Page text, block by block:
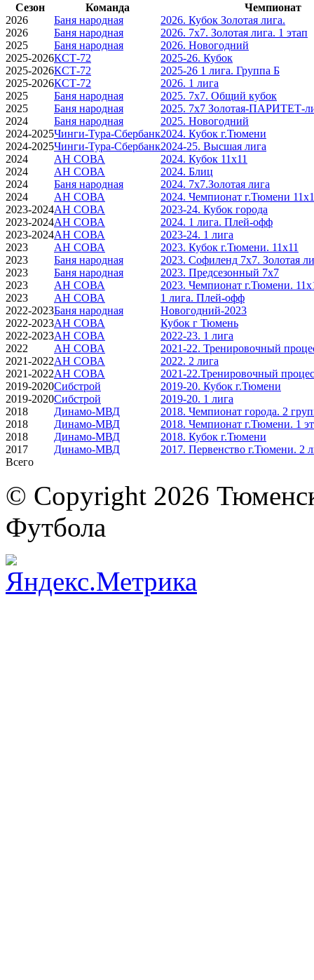
Сезон
Команда
Чемпионат
2026
Баня народная
2026. Кубок Золотая лига.
2026
Баня народная
2026. 7х7. Золотая лига. 1 этап
2025
Баня народная
2026. Новогодний
2025-2026КСТ-72
2025-26. Кубок
2025-2026КСТ-72
2025-26 1 лига. Группа Б
2025-2026КСТ-72
2026. 1 лига
2025
Баня народная
2025. 7х7. Общий кубок
2025
Баня народная
2025. 7х7 Золотая-ПАРИТЕТ-
2024
Баня народная
2025. Новогодний
2024-2025Чинги-Тура-Сбербанк2024. Кубок г.Тюмени
2024-2025Чинги-Тура-Сбербанк2024-25. Высшая лига
2024
АН СОВА
2024. Кубок 11х11
2024
АН СОВА
2024. Блиц
2024
Баня народная
2024. 7х7.Золотая лига
2024
АН СОВА
2024. Чемпионат г.Тюмени
2023-2024АН СОВА
2023-24. Кубок города
2023-2024АН СОВА
2024. 1 лига. Плей-офф
2023-2024АН СОВА
2023-24. 1 лига
2023
АН СОВА
2023. Кубок г.Тюмени. 11х11
2023
Баня народная
2023. Софиленд 7х7. Золотая
2023
Баня народная
2023. Предсезонный 7х7
2023
АН СОВА
2023. Чемпионат г.Тюмени.
2023
АН СОВА
1 лига. Плей-офф
2022-2023Баня народная
Новогодний-2023
2022-2023АН СОВА
Кубок г Тюмень
2022-2023АН СОВА
2022-23. 1 лига
2022
АН СОВА
2021-22. Тренировочный
2021-2022АН СОВА
2022. 2 лига
2021-2022АН СОВА
2021-22.Тренировочный
2019-2020Сибстрой
2019-20. Кубок г.Тюмени
2019-2020Сибстрой
2019-20. 1 лига
2018
Динамо-МВД
2018. Чемпионат города. 2
2018
Динамо-МВД
2018. Чемпионат г.Тюмени. 1
2018
Динамо-МВД
2018. Кубок г.Тюмени
2017
Динамо-МВД
2017. Первенство г.Тюмени. 2
Всего
© Copyright 2026
Футбола